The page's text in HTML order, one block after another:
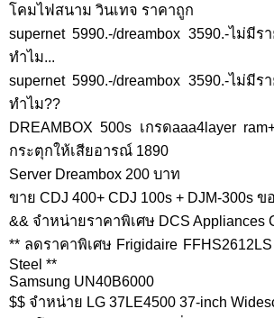
โคมไฟสนาม วินเทจ ราคาถูก
supernet 5990.-/dreambox 3590.-ไม่
ทำไม...
supernet 5990.-/dreambox 3590.-ไม่
ทำไม??
DREAMBOX 500s เกรดaaa4layer
กระตุกให้เสียอารณ์ 1890
Server Dreambox 200 บาท
ขาย CDJ 400+ CDJ 100s + DJM-300s
&& จำหน่ายราคาพิเศษ DCS Appliances
** ลดราคาพิเศษ Frigidaire
Steel **
Samsung UN40B6000
$$ จำหน่าย LG 37LE4500 37-inch